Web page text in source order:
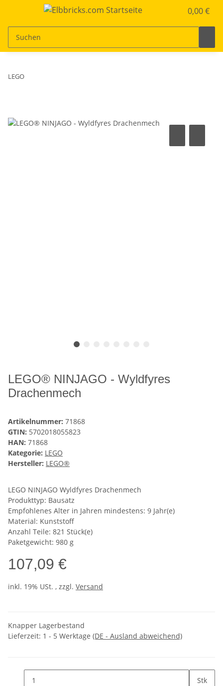
0,00 €
LEGO
LEGO® NINJAGO - Wyldfyres
Drachenmech
Artikelnummer: 71868
GTIN: 5702018055823
HAN: 71868
Kategorie: LEGO
Hersteller: LEGO®
LEGO NINJAGO Wyldfyres Drachenmech
Produkttyp: Bausatz
Empfohlenes Alter in Jahren mindestens: 9 Jahr(e)
Material: Kunststoff
Anzahl Teile: 821 Stück(e)
Paketgewicht: 980 g
107,09 €
inkl. 19% USt. , zzgl. Versand
Knapper Lagerbestand
Lieferzeit: 1 - 5 Werktage (DE - Ausland abweichend)
Stk